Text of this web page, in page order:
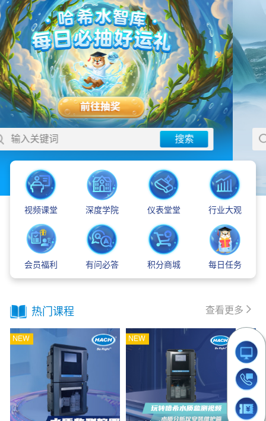
输入关键词
视频课堂 深度学院 仪表堂堂 行业大观
会员福利 有问必答 积分商城 每日任务
热门课程 查看更多